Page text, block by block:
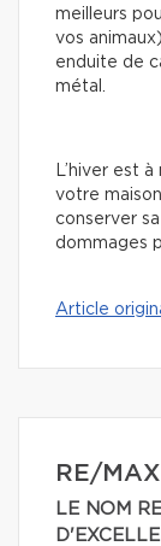
meilleurs
vos
enduite de
métal.
L’hiver est
votre
conserver
dommages
Article
RE/
LE NOM